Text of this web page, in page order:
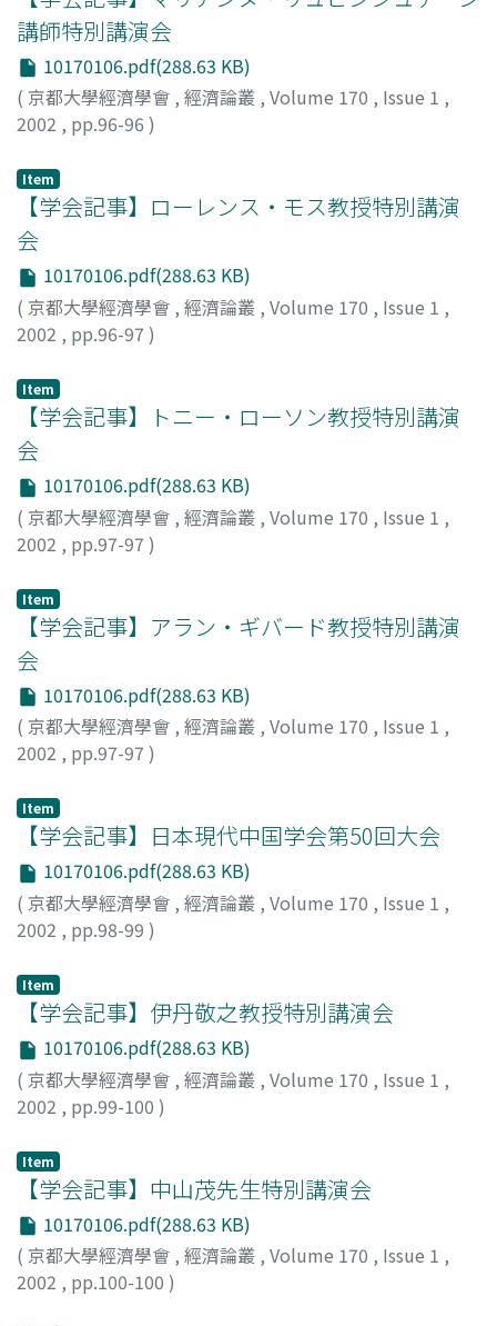
講師特別講演会
10170106.pdf(288.63 KB)
( 京都大學經濟學會 , 經濟論叢 , Volume 170 , Issue 1 ,
2002 , pp.96-96 )
Item
【学会記事】ローレンス・モス教授特別講演
会
10170106.pdf(288.63 KB)
( 京都大學經濟學會 , 經濟論叢 , Volume 170 , Issue 1 ,
2002 , pp.96-97 )
Item
【学会記事】トニー・ローソン教授特別講演
会
10170106.pdf(288.63 KB)
( 京都大學經濟學會 , 經濟論叢 , Volume 170 , Issue 1 ,
2002 , pp.97-97 )
Item
【学会記事】アラン・ギバード教授特別講演
会
10170106.pdf(288.63 KB)
( 京都大學經濟學會 , 經濟論叢 , Volume 170 , Issue 1 ,
2002 , pp.97-97 )
Item
【学会記事】日本現代中国学会第50回大会
10170106.pdf(288.63 KB)
( 京都大學經濟學會 , 經濟論叢 , Volume 170 , Issue 1 ,
2002 , pp.98-99 )
Item
【学会記事】伊丹敬之教授特別講演会
10170106.pdf(288.63 KB)
( 京都大學經濟學會 , 經濟論叢 , Volume 170 , Issue 1 ,
2002 , pp.99-100 )
Item
【学会記事】中山茂先生特別講演会
10170106.pdf(288.63 KB)
( 京都大學經濟學會 , 經濟論叢 , Volume 170 , Issue 1 ,
2002 , pp.100-100 )